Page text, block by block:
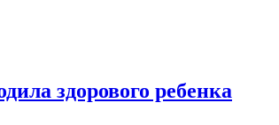
здорового ребенка